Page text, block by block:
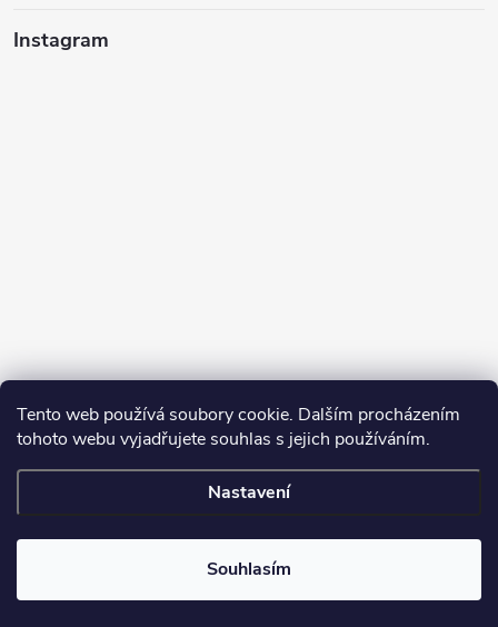
Tento web používá soubory cookie. Dalším procházením
tohoto webu vyjadřujete souhlas s jejich používáním.
Nastavení
Souhlasím
Instagram
Sledovat na Instagramu
práva vyhrazena.Upravit nastavení cookies